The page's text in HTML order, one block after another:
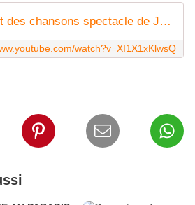
Tout le monde écrit des chansons spectacle de Julien Joubert
watch?v=XI1X1xKlwsQ